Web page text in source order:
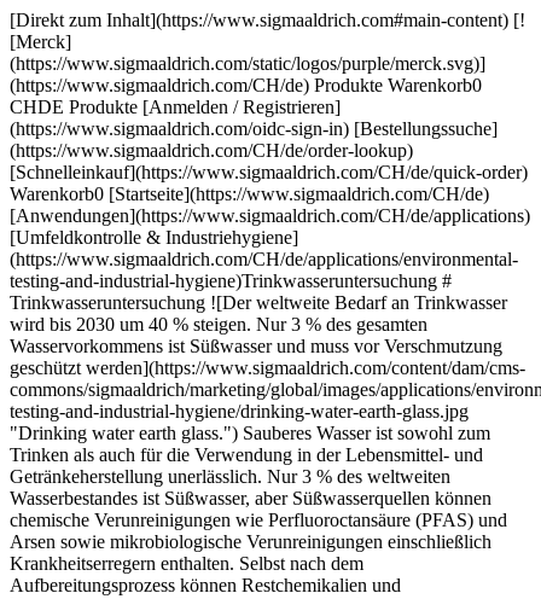
[Direkt zum Inhalt](https://www.sigmaaldrich.com#main-content) [![Merck](https://www.sigmaaldrich.com/static/logos/purple/merck.svg)](https://www.sigmaaldrich.com/CH/de) Produkte Warenkorb0 CHDE Produkte [Anmelden / Registrieren](https://www.sigmaaldrich.com/oidc-sign-in) [Bestellungssuche](https://www.sigmaaldrich.com/CH/de/order-lookup) [Schnelleinkauf](https://www.sigmaaldrich.com/CH/de/quick-order) Warenkorb0 [Startseite](https://www.sigmaaldrich.com/CH/de)[Anwendungen](https://www.sigmaaldrich.com/CH/de/applications)[Umfeldkontrolle & Industriehygiene](https://www.sigmaaldrich.com/CH/de/applications/environmental-testing-and-industrial-hygiene)Trinkwasseruntersuchung # Trinkwasseruntersuchung ![Der weltweite Bedarf an Trinkwasser wird bis 2030 um 40 % steigen. Nur 3 % des gesamten Wasservorkommens ist Süßwasser und muss vor Verschmutzung geschützt werden](https://www.sigmaaldrich.com/content/dam/cms-commons/sigmaaldrich/marketing/global/images/applications/environmental-testing-and-industrial-hygiene/drinking-water-earth-glass.jpg "Drinking water earth glass.") Sauberes Wasser ist sowohl zum Trinken als auch für die Verwendung in der Lebensmittel- und Getränkeherstellung unerlässlich. Nur 3 % des weltweiten Wasserbestandes ist Süßwasser, aber Süßwasserquellen können chemische Verunreinigungen wie Perfluoroctansäure (PFAS) und Arsen sowie mikrobiologische Verunreinigungen einschließlich Krankheitserregern enthalten. Selbst nach dem Aufbereitungsprozess können Restchemikalien und Verunreinigungen im Trinkwasser die rechtlichen Grenzwerte überschreiten. Gemeinden, private Wasseraufbereitungsanlagen sowie Lebensmittel- und Getränkehersteller müssen ihre Wasserversorgung regelmäßig testen, um sicherzustellen, dass die chemischen und mikrobiologischen Schadstoffe auf oder unter den von den Behörden festgelegten Grenzwerten bleiben. Mit einer wachsenden Weltbevölkerung wird der Bedarf an Süßwasser bis 20301 voraussichtlich um 40 % steigen. Mit der steigenden Nachfrage wird die Aufrechterhaltung von Effizienz und Genauigkeit bei der Wasserprüfung eine ständige Herausforderung darstellen. * * * ## Zugehörige Produkte Slide 1 of 16 1 of 4 [![EZ-Fit® Filtrationseinheit pore size 0.45 μm, mixed cellulose esters (MCE) membrane, white filter, volume 250 mL, pkg of Single packaging (EFHAW250I), pkg of Bulk packaging (EFHAW250B), suitable for (suitable for solid and liquid cultivation)](https://www.sigmaaldrich.com/deepweb/assets/sigmaaldrich/product/images/189/730/cd96e2b9-b597-487a-963f-552e187df80f/640/cd96e2b9-b597-487a-963f-552e187df80f.jpg) \ Millipore \ EFHAW250 \ EZ-Fit® Filtrationseinheit](https://www.sigmaaldrich.com/CH/de/product/mm/efhaw250) Schnellansicht [![EZ-Fit® Filtrationsleiste 6-place, For EZ-Fit® Filtration Units](https://www.sigmaaldrich.com/deepweb/assets/sigmaaldrich/product/images/165/205/0d45b425-2e69-4da5-b4a0-798eb9c756f1/640/0d45b425-2e69-4da5-b4a0-798eb9c756f1.jpg) \ Millipore \ EZFITEFUN6 \ EZ-Fit® Filtrationsleiste](https://www.sigmaaldrich.com/CH/de/product/mm/ezfitefun6) Schnellansicht [![Kit für gesamtcoliforme Bakterien und E. coli A Kit for simultaneous detection of coliform, E.coli using m-coli Blue 24 with S-Pak® membranes and sterile petri dish with petri-pad](https://www.sigmaaldrich.com/deepweb/assets/sigmaaldrich/product/images/994/679/9e7adeb3-0dc2-4ad2-86a2-c99b4fa4cf06/640/9e7adeb3-0dc2-4ad2-86a2-c99b4fa4cf06.jpg) \ Millipore \ HAWGPDMCB \ Kit für gesamtcoliforme Bakterien und *E. coli*](https://www.sigmaaldrich.com/CH/de/product/mm/hawgpdmcb) Schnellansicht [![Chromocult® Coliform-Agar ChromoCult®, according to ISO 9308, EPA, AOAC®, granular, for coliforms, for Escherichia coli, pack of 500 g](https://www.sigmaaldrich.com/deepweb/assets/sigmaaldrich/product/images/199/772/a613a661-d310-4fd4-8128-dab6ac933090/640/a613a661-d310-4fd4-8128-dab6ac933090.jpg) \ Millipore \ 1.10426 \ Chromocult® Coliform-Agar](https://www.sigmaaldrich.com/CH/de/product/mm/110426) Schnellansicht [![Readycult® Coliforme 100 ReadyCult®, according to EPA, granular, for Escherichia coli, for coliforms, pkg of 20 tests, pkg of 200 tests](https://www.sigmaaldrich.com/deepweb/assets/sigmaaldrich/product/images/169/906/f51e1654-c2e2-462f-bc56-3b9caa700618/640/f51e1654-c2e2-462f-bc56-3b9caa700618.jpg) \ Millipore \ 1.01298 \ Readycult® Coliforme 100](https://www.sigmaaldrich.com/CH/de/product/mm/101298) Schnellansicht [![EZ-PAK® Membranspender Curve Membrane filtration, General microbiological analysis](https://www.sigmaaldrich.com/deepweb/assets/sigmaaldrich/product/images/287/275/8808d1d5-f9f9-4d41-9829-6d47dff6163c/640/8808d1d5-f9f9-4d41-9829-6d47dff6163c.jpg) \ Millipore \ EZCURVE01 \ EZ-PAK® Membranspender Curve](https://www.sigmaaldrich.com/CH/de/product/mm/ezcurve01) Schnellansicht [![MF-Millipore™ Membranfilter, Porengröße 0,45 µm, mit Netzaufdruck MF-Millipore™, filter diam. 47 mm, hydrophilic, white, gridded, pkg of 100 discs](https://www.sigmaaldrich.com/deepweb/assets/sigmaaldrich/product/images/108/802/3f57bd2d-b70e-4453-95c1-ced1a5c82dc7/640/3f57bd2d-b70e-4453-95c1-ced1a5c82dc7.jpg) \ Millipore \ HAWG04700 \ MF-Millipore™ Membranfilter, Porengröße 0,45 µm, mit Netzaufdruck](https://www.sigmaaldrich.com/CH/de/product/mm/hawg04700) Schnellansicht [![Chromocult® Coliform-Agar-Kit ReadyPlate™, 55mm plates with EZPAK 0.45 white gridded membrane for the simultaneous enumeration of coliform and E. coli using the Membrane Filtration method](https://www.sigmaaldrich.com/deepweb/assets/sigmaaldrich/product/images/405/055/baf0792a-1bd2-4d31-b4a3-8cf187d42de3/640/baf0792a-1bd2-4d31-b4a3-8cf187d42de3.jpg) \ Millipore \ 1.46758 \ Chromocult® Coliform-Agar-Kit](https://www.sigmaaldrich.com/CH/de/product/mm/146758) Schnellansicht [![Chloride Standard Solution traceable to SRM from NIST 2.50 mg/l Clˉ in H2O](https://www.sigmaaldrich.com/deepweb/assets/sigmaaldrich/product/images/316/958/f2aefaf6-5f5a-486f-a94c-96867cbfd35d/640/f2aefaf6-5f5a-486f-a94c-96867cbfd35d.jpg) \ Supelco \ 1.33011 \ Chloride Standard Solution](https://www.sigmaaldrich.com/CH/de/product/mm/133011) Schnellansicht [![Supelco](https://www.sigmaaldrich.com/assets/images/supelco-no-image/supelco-no-image_w640.png) \ Supelco \ 132234 \ Fluoride Standard Solution](https://www.sigmaaldrich.com/CH/de/product/mm/132234) Schnellansicht [![EPA VOC-Kalibrierstandard-Kit analytical standard](https://www.sigmaaldrich.com/deepweb/assets/sigmaaldrich/product/images/846/339/52c4fd3c-25ff-40eb-8893-ab8edc902418/640/52c4fd3c-25ff-40eb-8893-ab8edc902418.jpg) \ Supelco \ 48804 \ EPA VOC-Kalibrierstandard-Kit](https://www.sigmaaldrich.com/CH/de/product/supelco/48804) Schnellansicht [![Prove 300 suitable for UV/Vis spectroscopy, Spectroquant®](https://www.sigmaaldrich.com/deepweb/assets/sigmaaldrich/product/images/360/854/ff975ebb-7e75-4285-a3bd-792191a89b45/640/ff975ebb-7e75-4285-a3bd-792191a89b45.jpg) \ Supelco \ 173017 \ Prove 300](https://www.sigmaaldrich.com/CH/de/product/mm/173017) Schnellansicht [![Chlorid-Test photometric, 2.5-250 mg/L (Cl-), Spectroquant®](https://www.sigmaaldrich.com/deepweb/assets/sigmaaldrich/product/images/164/254/68af80dc-a8f8-4d08-9e5c-06dd8bccca43/640/68af80dc-a8f8-4d08-9e5c-06dd8bccca43.jpg) \ Supelco \ 1.14897 \ Chlorid-Test](https://www.sigmaaldrich.com/CH/de/product/mm/114897) Schnellansicht [![Eisen-Test photometric, 0.0025-5.00 mg/L (Fe), Spectroquant®](https://www.sigmaaldrich.com/deepweb/assets/sigmaaldrich/product/images/352/194/8604b0e9-6697-4330-8d9c-52c7a645cf5f/640/8604b0e9-6697-4330-8d9c-52c7a645cf5f.jpg) \ Supelco \ 1.14761 \ Eisen-Test](https://www.sigmaaldrich.com/CH/de/product/mm/114761) Schnellansicht [![Escherichia coli WDCM 00012 Vitroids™ 15-80 CFU mean value range, certified reference material, suitable for microbiology, Manufactured by: Sigma-Aldrich Production GmbH, Switzerland](https://www.sigmaaldrich.com/deepweb/assets/sigmaaldrich/product/images/320/629/b5ccb6ec-9bbd-450b-9069-7f3ceadcd577/640/b5ccb6ec-9bbd-450b-9069-7f3ceadcd577.jpg) \ Millipore \ VT000122 \ *Escherichia coli* WDCM 00012 Vitroids™](https://www.sigmaaldrich.com/CH/de/product/sial/vt000122) Schnellansicht [![S-Pak Filter 0,45µm, 47 mm, weiß, mit Netzaufdruck mixed cellulose esters (MCE), pore size 0.45 μm, filter diam. 47 mm, white gridded membranes for microbiological analysis](https://www.sigmaaldrich.com/deepweb/assets/sigmaaldrich/product/images/213/560/54e1a0f6-79a1-46c9-b670-56dadd7f644c/640/54e1a0f6-79a1-46c9-b670-56dadd7f644c.jpg) \ Millipore \ HAWG047S6 \ S-Pak Filter 0,45µm, 47 mm, weiß, mit Netzaufdruck](https://www.sigmaaldrich.com/CH/de/product/mm/hawg047s6) Schnellansicht * * * ## Ausgewählte Kategorien [![Eine Reihe von fünf Laborflaschen mit roter Flüssigkeit vor einem weißen Hintergrund, angeordnet in einer Linie mit einem Messzylinder ganz rechts, der teilweise mit derselben roten Flüssigkeit gefüllt ist.](https://www.sigmaaldrich.com/content/dam/cms-commons/sigmaaldrich/marketing/global/images/categories/reference-materials/certified-reference-materials.jpg "Zertifizierte Referenzmaterialen")](https://www.sigmaaldrich.com/CH/de/products/analytical-chemistry/reference-materials/certified-reference-materials) [Zertifizierte Referenzmaterialien](https://www.sigmaaldrich.com/CH/de/products/analytical-chemistry/reference-materials/certified-reference-materials) Certified Reference Materials: CRM für forensische, klinische und pharmazeutische Prüfungen sowie für die Umweltanalytik und für Prüfungen von Lebensmitteln und Getränken. [Produkte einkaufen](https://www.sigmaaldrich.com/CH/de/products/analytical-chemistry/reference-materials/certified-reference-materials) [![Spectroquant® Prove 600 Plus mit Testsatz](https://www.sigmaaldrich.com/content/dam/cms-commons/sigmaaldrich/marketing/global/images/categories/mobile-laboratory/prove-600-plus-spectroquant-photometer.jpg "S